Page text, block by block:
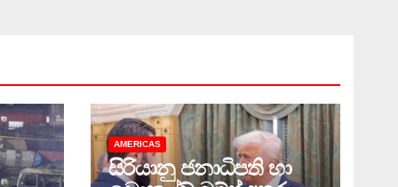
AMERICAS
සිරියානු ජනාධිපති හා